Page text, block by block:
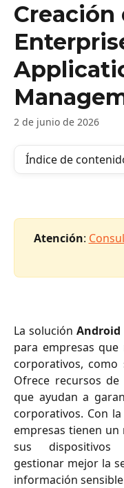
Creación
2 de junio de 2026
Índice de
Atención:
La solución Android
para empresas
corporativos, como
Ofrece recursos
que ayudan a
corporativos. Con
empresas tienen
sus dispositivos
gestionar mejor la
información